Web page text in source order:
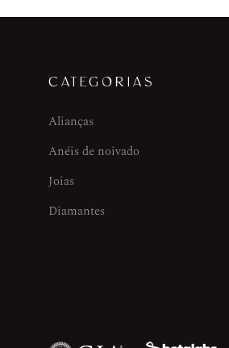
CATEGORIAS
Alianças
Anéis de noivado
Joias
Diamantes